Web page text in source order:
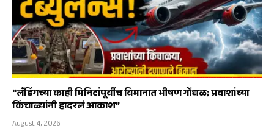
“लँडिंगच्या काही मिनिटांपूर्वीच विमानात भीषण गोंधळ; प्रवाशांच्या
किंचाळ्यांनी हादरलं आकाश”
August 4, 2026